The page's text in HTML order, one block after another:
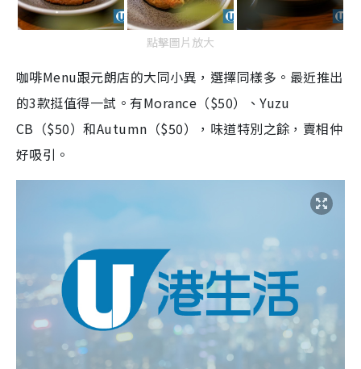
點擊圖片放大
咖啡Menu跟元朗店的大同小異，選擇同樣多。最近推出
的3款挺值得一試。有Morance（$50）、Yuzu
CB（$50）和Autumn（$50），味道特別之餘，賣相仲
好吸引。